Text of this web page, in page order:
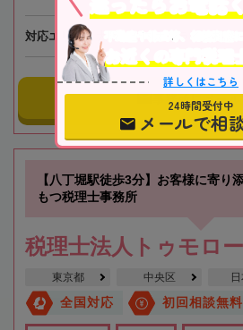
対応エリア 大阪、全国オンライン相談可
事務所にメー
【八丁堀駅徒歩3分】お客様に寄り
もつ税理士事務所
税理士法人トゥモロ
東京都 中央区
全国対応 初回相談無料
不動産や株式等、相続資産
お近くの専門税理
詳しくはこちら
24時間受付中
メールで相